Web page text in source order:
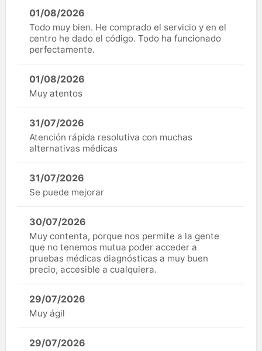
01/08/2026
Todo muy bien. He comprado el servicio y en el
centro he dado el código. Todo ha funcionado
perfectamente.
01/08/2026
Muy atentos
31/07/2026
Atención rápida resolutiva con muchas
alternativas médicas
31/07/2026
Se puede mejorar
30/07/2026
Muy contenta, porque nos permite a la gente
que no tenemos mutua poder acceder a
pruebas médicas diagnósticas a muy buen
precio, accesible a cualquiera.
29/07/2026
Muy ágil
29/07/2026